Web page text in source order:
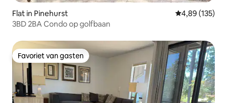
Flat in Pinehurst Gemiddelde
4,89 (135)
3BD 2BA Condo op golfbaan
Favoriet van gasten
Favoriet van gasten